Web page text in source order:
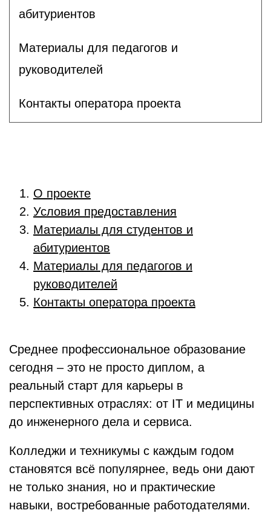
абитуриентов
Материалы для педагогов и
руководителей
Контакты оператора проекта
О проекте
Условия предоставления
Материалы для студентов и
абитуриентов
Материалы для педагогов и
руководителей
Контакты оператора проекта
Среднее профессиональное образование
сегодня – это не просто диплом, а
реальный старт для карьеры в
перспективных отраслях: от IT и медицины
до инженерного дела и сервиса.
Колледжи и техникумы с каждым годом
становятся всё популярнее, ведь они дают
не только знания, но и практические
навыки, востребованные работодателями.